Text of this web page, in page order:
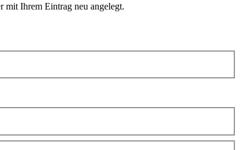
mit Ihrem Eintrag neu angelegt.